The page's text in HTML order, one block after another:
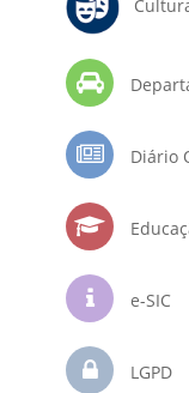
Diário
e-SIC
LGPD